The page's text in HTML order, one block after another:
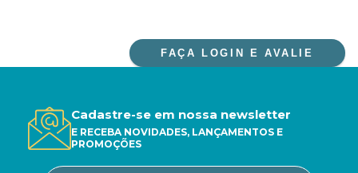
FAÇA LOGIN E AVALIE
Cadastre-se em nossa newsletter
E RECEBA NOVIDADES, LANÇAMENTOS E
PROMOÇÕES